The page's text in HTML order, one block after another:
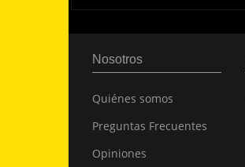
Nosotros
Quiénes somos
Preguntas Frecuentes
Opiniones